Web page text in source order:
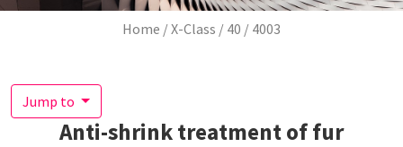
Breadcrumb
Home X-Class 40 4003
Jump to
Anti-shrink treatment of fur